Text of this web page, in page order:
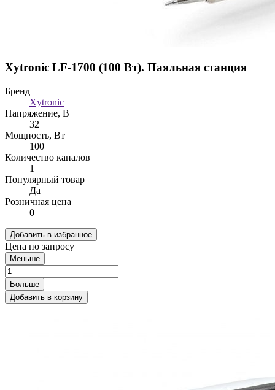
Xytronic LF-1700 (100 Вт). Паяльная станция
Бренд
Xytronic
Напряжение, В
32
Мощность, Вт
100
Количество каналов
1
Популярный товар
Да
Розничная цена
0
Добавить в избранное
Цена по запросу
Меньше
Больше
Добавить в корзину